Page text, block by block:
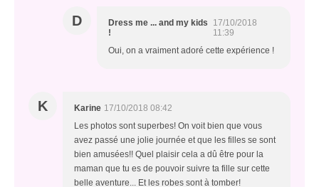
D
Dress me ... and my kids
!
17/10/2018
11:39
Oui, on a vraiment adoré cette expérience !
K Karine 17/10/2018 08:42
Les photos sont superbes! On voit bien que vous
avez passé une jolie journée et que les filles se sont
bien amusées!! Quel plaisir cela a dû être pour la
maman que tu es de pouvoir suivre ta fille sur cette
belle aventure... Et les robes sont à tomber!